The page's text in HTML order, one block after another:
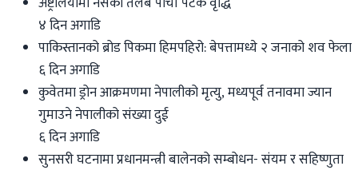
४ दिन अगाडि
पाकिस्तानको ब्रोड पिकमा हिमपहिरो: बेपत्तामध्ये २ जनाको शव फेला
६ दिन अगाडि
कुवेतमा ड्रोन आक्रमणमा नेपालीको मृत्यु, मध्यपूर्व तनावमा ज्यान
गुमाउने नेपालीको संख्या दुई
६ दिन अगाडि
सुनसरी घटनामा प्रधानमन्त्री बालेनको सम्बोधन- संयम र सहिष्णुता